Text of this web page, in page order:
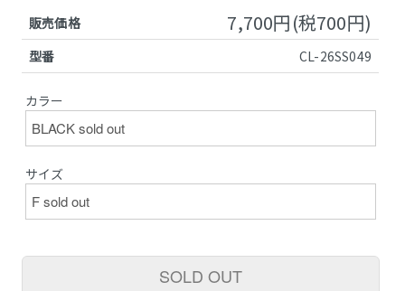
販売価格 7,700円(税700円)
型番 CL-26SS049
カラー
サイズ
SOLD OUT